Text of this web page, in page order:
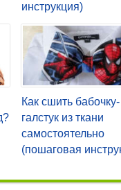
инструкция)
Как сшить бабочку-
галстук из ткани
самостоятельно
(пошаговая